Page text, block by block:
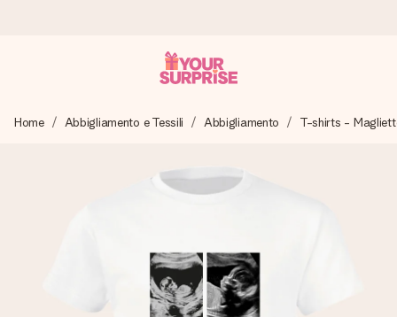
Prepariamo il tuo regalo con attenzione e lo spediamo in un
I nostri regali ispirano. I clienti ci valutano 4,7 su Google
Home Abbigliamento e Tessili Abbigliamento T-shirts -